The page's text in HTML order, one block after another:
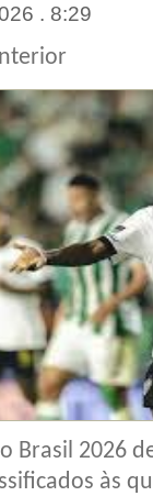
. 8:29
Brasil 2026
às